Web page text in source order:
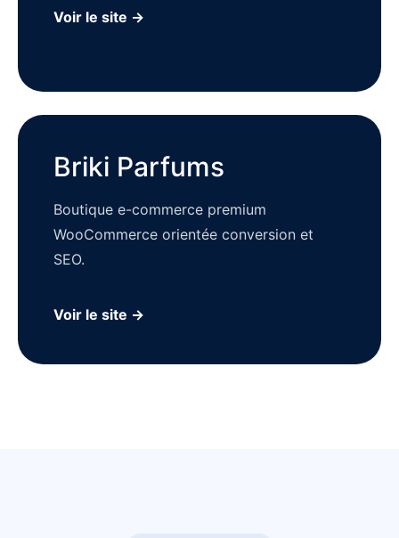
Voir le site →
Briki Parfums
Boutique e-commerce premium
WooCommerce orientée conversion et
SEO.
Voir le site →